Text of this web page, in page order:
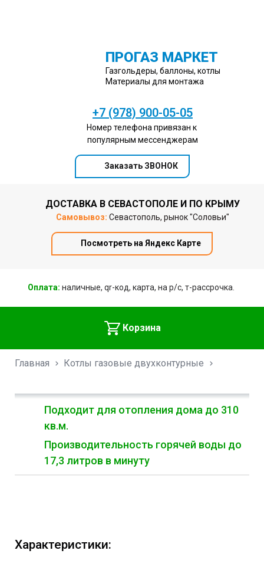
ПРОГАЗ МАРКЕТ
Газгольдеры, баллоны, котлы
Материалы для монтажа
+7 (978) 900-05-05
Номер телефона привязан к
популярным мессенджерам
Заказать ЗВОНОК
ДОСТАВКА В СЕВАСТОПОЛЕ И ПО КРЫМУ
Самовывоз: Севастополь, рынок "Соловьи"
Посмотреть на Яндекс Карте
Оплата: наличные, qr-код, карта, на р/с, т-рассрочка.
Корзина
Главная Котлы газовые двухконтурные
Подходит для отопления дома до 310
кв.м.
Производительность горячей воды до
17,3 литров в минуту
Характеристики: